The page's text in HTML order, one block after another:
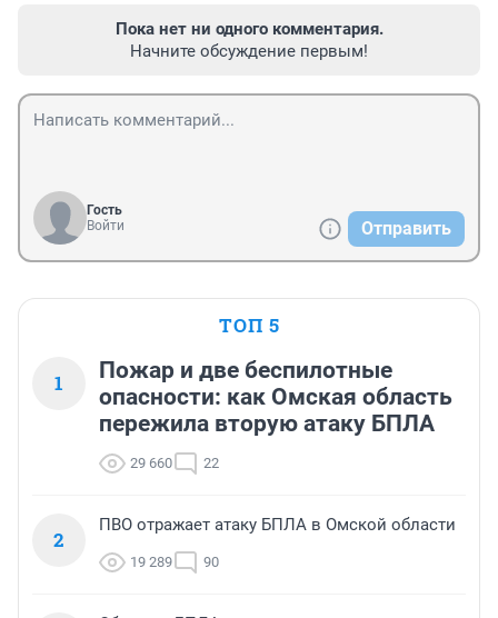
Пока нет ни одного комментария.
Начните обсуждение первым!
Гость
Войти
Отправить
ТОП 5
1
Пожар и две беспилотные
опасности: как Омская область
пережила вторую атаку БПЛА
29 660 22
2
ПВО отражает атаку БПЛА в Омской области
19 289 90